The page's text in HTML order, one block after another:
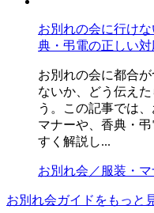
お別れの会に行け
典・弔電の正しい対
お別れの会に都合
ないか、どう伝え
う。この記事では
マナーや、香典・
すく解説し...
お別れ会／服装・マ
お別れ会ガイドをもっと